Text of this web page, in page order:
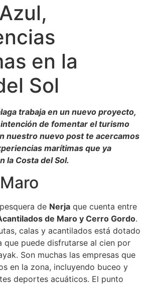
en la
Sol
trabaja en un nuevo proyecto,
intención de fomentar el turismo
nuestro nuevo post te acercamos
marítimas que ya
la Costa del Sol.
de Nerja que cuenta entre
de Maro y Cerro Gordo.
calas y acantilados está dotado
que puede disfrutarse al cien por
Son muchas las empresas que
en la zona, incluyendo buceo y
deportes acuáticos. El punto